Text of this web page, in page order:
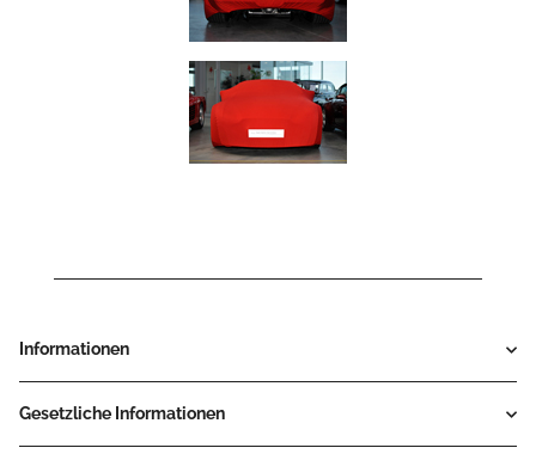
Informationen
Gesetzliche Informationen